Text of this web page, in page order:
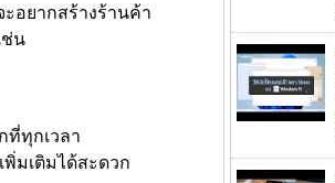
อยากสร้างร้านค้า
ช่น
ที่ทุกเวลา
มเติมได้สะดวก